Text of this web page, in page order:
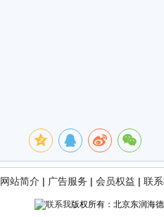
网站简介 | 广告服务 | 会员权益 | 联
版权所有：北京东润海